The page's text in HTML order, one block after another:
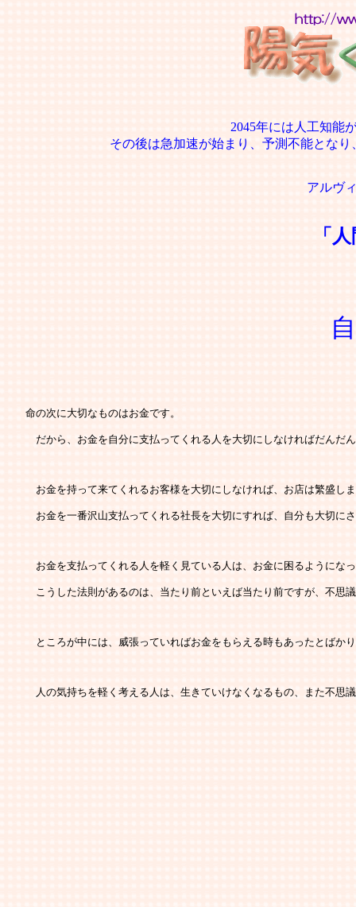
2045年には人工知能
その後は急加速が始まり、予測不能とな
アルヴ
「
命の次に大切なものはお金です。
だから、お金を自分に支払ってくれる人を大切にしなければだんだん
お金を持って来てくれるお客様を大切にしなければ、お店は繁盛し
お金を一番沢山支払ってくれる社長を大切にすれば、自分も大切に
お金を支払ってくれる人を軽く見ている人は、お金に困るようになっ
こうした法則があるのは、当たり前といえば当たり前ですが、不思議
ところが中には、威張っていればお金をもらえる時もあったとばかり